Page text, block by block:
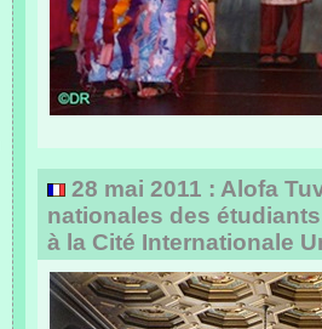
28 mai 2011 : Alofa
nationales des
à la Cité Internationale